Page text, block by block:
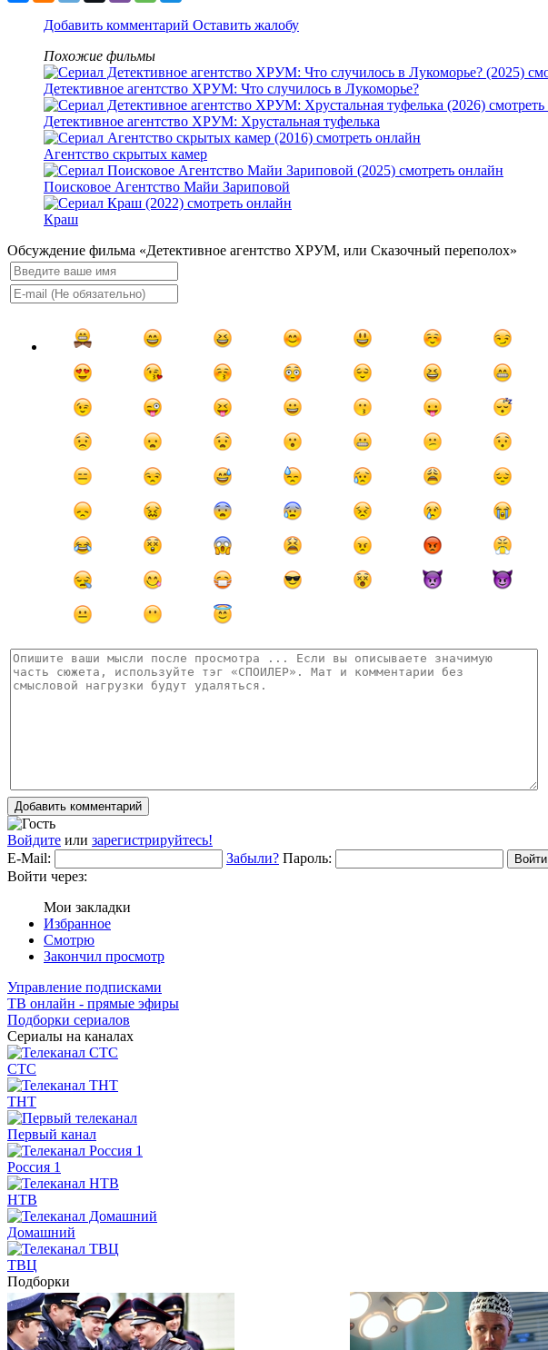
Добавить комментарий Оставить жалобу
Похожие фильмы
Детективное агентство ХРУМ: Что случилось в Лукоморье?
Детективное агентство ХРУМ: Хрустальная туфелька
Агентство скрытых камер
Поисковое Агентство Майи Зариповой
Краш
Обсуждение фильма «Детективное агентство ХРУМ, или Сказочный переполох»
Добавить комментарий
Войдите или зарегистрируйтесь!
E-Mail:
Забыли? Пароль: Войти
Войти через:
Мои закладки
Избранное
Смотрю
Закончил просмотр
Управление подписками
ТВ онлайн - прямые эфиры
Подборки сериалов
Сериалы на каналах
СТС
ТНТ
Первый канал
Россия 1
НТВ
Домашний
ТВЦ
Подборки